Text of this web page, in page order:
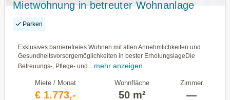
Mietwohnung in betreuter Wohnanlage
Haus B, Top 19 mit ca. 49,86m² WNFL.
Parken
Exklusives barrierefreies Wohnen mit allen Annehmlichkeiten und
Gesundheitsvorsorgemöglichkeiten in bester ErholungslageDie
Betreuungs-, Pflege- und...
mehr anzeigen
Miete / Monat
€ 1.773,-
Wohnfläche
50 m²
Zimmer
—